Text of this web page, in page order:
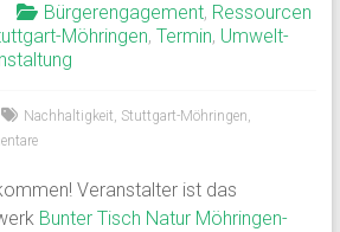
Bürgerengagement, Ressourcen
Möhringen, Termin, Umwelt-
Nachhaltigkeit, Stuttgart-Möhringen,
Veranstalter ist das
Bunter Tisch Natur Möhringen-